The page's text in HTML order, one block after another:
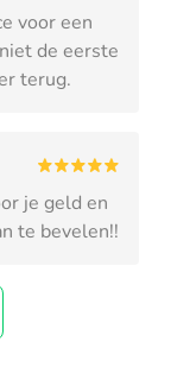
voor een
de eerste
terug.
je geld en
te bevelen!!